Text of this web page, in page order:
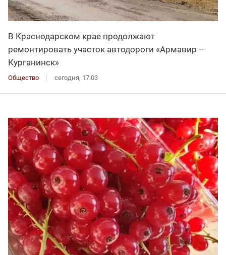
В Краснодарском крае продолжают
ремонтировать участок автодороги «Армавир –
Курганинск»
Общество сегодня, 17:03